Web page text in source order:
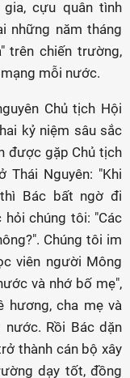
cựu quân tình
những năm tháng
trên chiến trường,
mỗi nước.
Chủ tịch Hội
kỷ niệm sâu sắc
được gặp Chủ tịch
Nguyên: "Khi
Bác bất ngờ đi
chúng tôi: "Các
Chúng tôi im
viên người Mông
và nhớ bố mẹ",
hương, cha mẹ và
Rồi Bác dặn
thành cán bộ xây
dạy tốt, đồng